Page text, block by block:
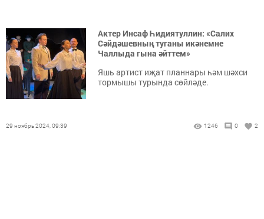
Актер Инсаф Һидиятуллин: «Салих
Сәйдәшевның туганы икәнемне
Чаллыда гына әйттем»
Яшь артист иҗат планнары һәм шәхси
тормышы турында сөйләде.
29 ноябрь 2024, 09:39 1246 0 2